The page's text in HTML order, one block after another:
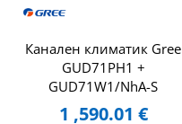
Канален климатик Gree
GUD71PH1 +
GUD71W1/NhA-S
1 ,590.01 €